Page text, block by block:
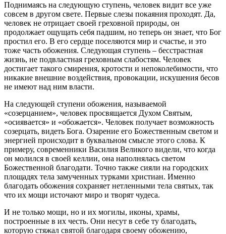
Поднимаясь на следующую ступень, человек видит все уже
совсем в другом свете. Первые слезы покаяния проходят. Да,
человек не отрицает своей греховной природы, он
продолжает ощущать себя падшим, но теперь он знает, что Бог
простил его. В его сердце поселяются мир и счастье, и это
тоже часть обожения. Следующая ступень – бесстрастная
жизнь, не подвластная греховным слабостям. Человек
достигает такого смирения, кротости и непоколебимости, что
никакие внешние воздействия, провокации, искушения бесов
не имеют над ним власти.
На следующей ступени обожения, называемой
«созерцанием», человек просвящается Духом Святым,
«осиявается» и «обожается». Человек получает возможность
созерцать, видеть Бога. Озарение его Божественным светом и
энергией происходит в буквальном смысле этого слова. К
примеру, современники Василия Великого видели, что когда
он молился в своей келлии, она наполнялась светом
Божественной благодати. Точно также сияли на городских
площадях тела замученных турками христиан. Именно
благодать обожения сохраняет нетленными тела святых, так
что их мощи источают миро и творят чудеса.
И не только мощи, но и их могилы, иконы, храмы,
построенные в их честь. Они несут в себе ту благодать,
которую стяжал святой благодаря своему обожению,